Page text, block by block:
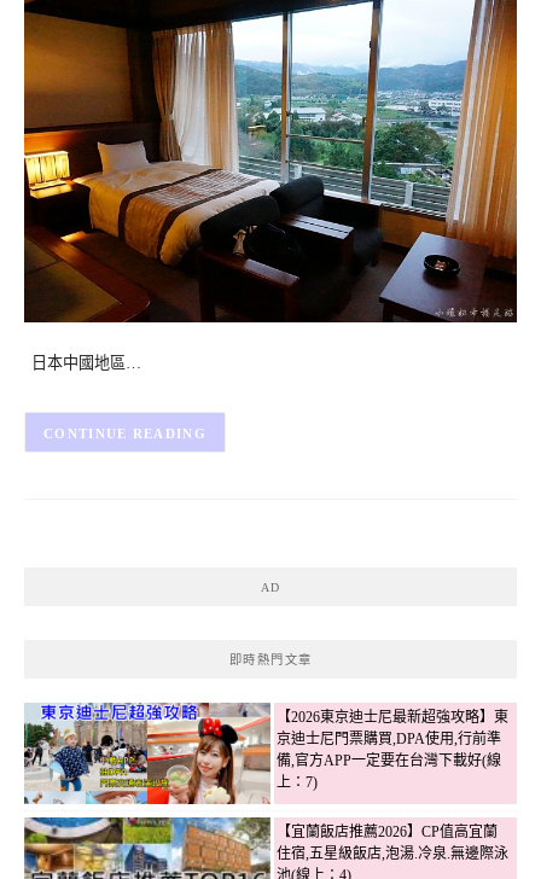
日本中國地區…
CONTINUE READING
AD
即時熱門文章
【2026東京迪士尼最新超強攻略】東
京迪士尼門票購買,DPA使用,行前準
備,官方APP一定要在台灣下載好(線
上：7)
【宜蘭飯店推薦2026】CP值高宜蘭
住宿,五星級飯店,泡湯.冷泉.無邊際泳
池(線上：4)